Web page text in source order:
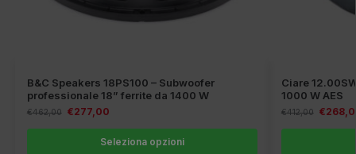
B&C Speakers 18PS100 – Subwoofer
professionale 18” ferrite da 1400 W
€462,00 €277,00
Seleziona opzioni
Ciare
1000 W AES
€412,00 €